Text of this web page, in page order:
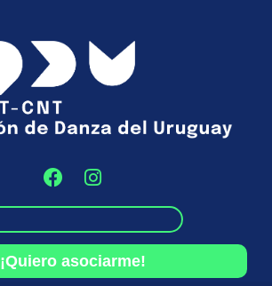
¡Quiero asociarme!